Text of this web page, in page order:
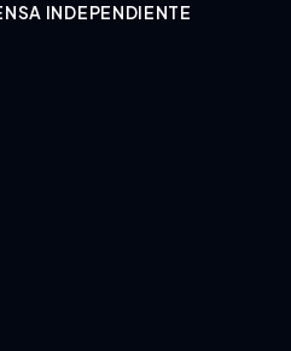
INDEPENDIENTE